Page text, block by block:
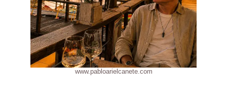
www.pabloarielcanete.com